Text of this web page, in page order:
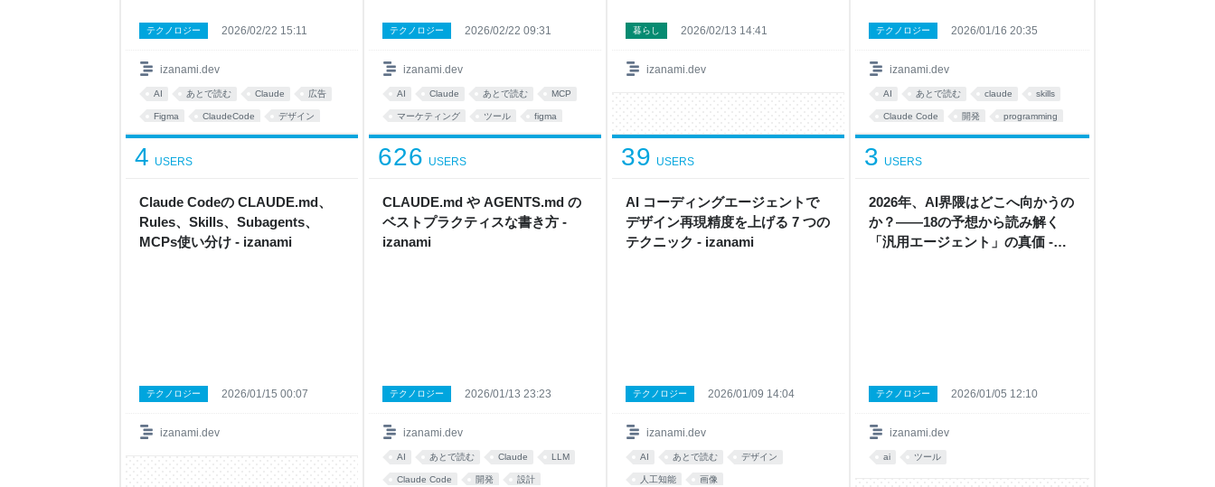
izanami.dev
テクノロジー 2026/02/22 15:11
AI あとで読む Claude 広告
Figma ClaudeCode デザイン
code チュートリアル marketing
izanami.dev
テクノロジー 2026/02/22 09:31
AI Claude あとで読む MCP
マーケティング ツール figma
プログラミング チーム 広告
izanami.dev
暮らし 2026/02/13 14:41
izanami.dev
テクノロジー 2026/01/16 20:35
AI あとで読む claude skills
Claude Code 開発 programming
code dev
Claude Codeの CLAUDE.md、
Rules、Skills、Subagents、
MCPs使い分け - izanami
4 USERS
izanami.dev
テクノロジー 2026/01/15 00:07
CLAUDE.md や AGENTS.md の
ベストプラクティスな書き方 -
izanami
626 USERS
izanami.dev
テクノロジー 2026/01/13 23:23
AI あとで読む Claude LLM
Claude Code 開発 設計
AI コーディングエージェントで
デザイン再現精度を上げる 7 つの
テクニック - izanami
39 USERS
izanami.dev
テクノロジー 2026/01/09 14:04
AI あとで読む デザイン
人工知能 画像
2026年、AI界隈はどこへ向かうの
か？——18の予想から読み解く
「汎用エージェント」の真価 -
3 USERS
izanami.dev
テクノロジー 2026/01/05 12:10
ai ツール